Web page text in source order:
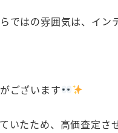
ではの雰囲気は、イ
ございます
いたため、高価査定さ